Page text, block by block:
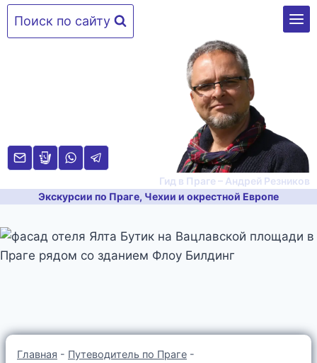
Перейти
Поиск по сайту
Гид в Праге – Андрей Резников
Экскурсии по Праге, Чехии и окрестной Европе
Главная - Путеводитель по Праге -